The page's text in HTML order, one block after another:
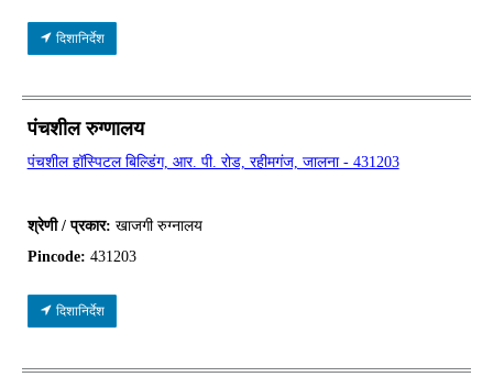
दिशानिर्देश
पंचशील रुग्णालय
पंचशील हॉस्पिटल बिल्डिंग, आर. पी. रोड, रहीमगंज, जालना - 431203
श्रेणी / प्रकार: खाजगी रुग्नालय
Pincode: 431203
दिशानिर्देश